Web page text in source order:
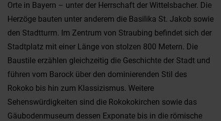
Orte in Bayern – unter der Herrschaft der Wittelsbacher. Die
Herzöge bauten unter anderem die Basilika St. Jakob sowie
den Stadtturm. Im Zentrum von Straubing befindet sich der
Stadtplatz mit einer Länge von stolzen 800 Metern. Die
Baustile erzählen gleichzeitig die Geschichte der Stadt und
führen vom Barock über den dominierenden Stil des
Rokoko bis hin zum Klassizismus. Weitere
Sehenswürdigkeiten sind die Rokokokirchen sowie das
Gäubodenmuseum dessen Exponate bis in die römische